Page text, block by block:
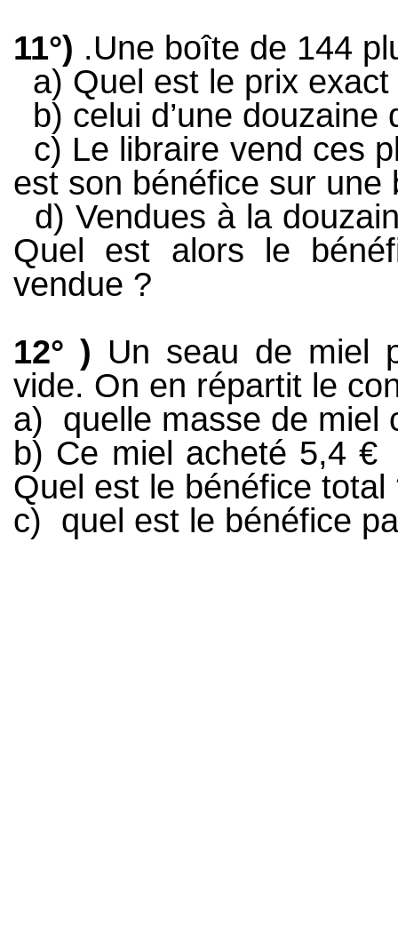
11°) .Une boîte de 144
a) Quel est le prix exact
b) celui d’une douzaine
c) Le libraire vend ces
est son bénéfice sur une
d) Vendues à la
Quel est alors le
vendue ?
12° ) Un seau de miel
vide. On en répartit le
a) quelle masse de miel
b) Ce miel acheté 5,4 €
Quel est le bénéfice total
c) quel est le bénéfice